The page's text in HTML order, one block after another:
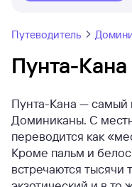
Путеводитель
Пунта-Кана
Пунта-Кана — самый
Доминиканы. С
переводится как
Кроме пальм и
встречаются тысячи